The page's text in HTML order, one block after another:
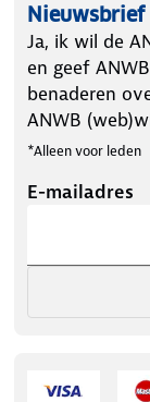
Nieuwsbrief
Ja, ik wil de
en geef
benaderen
ANWB
*Alleen voor leden
E-mailadres